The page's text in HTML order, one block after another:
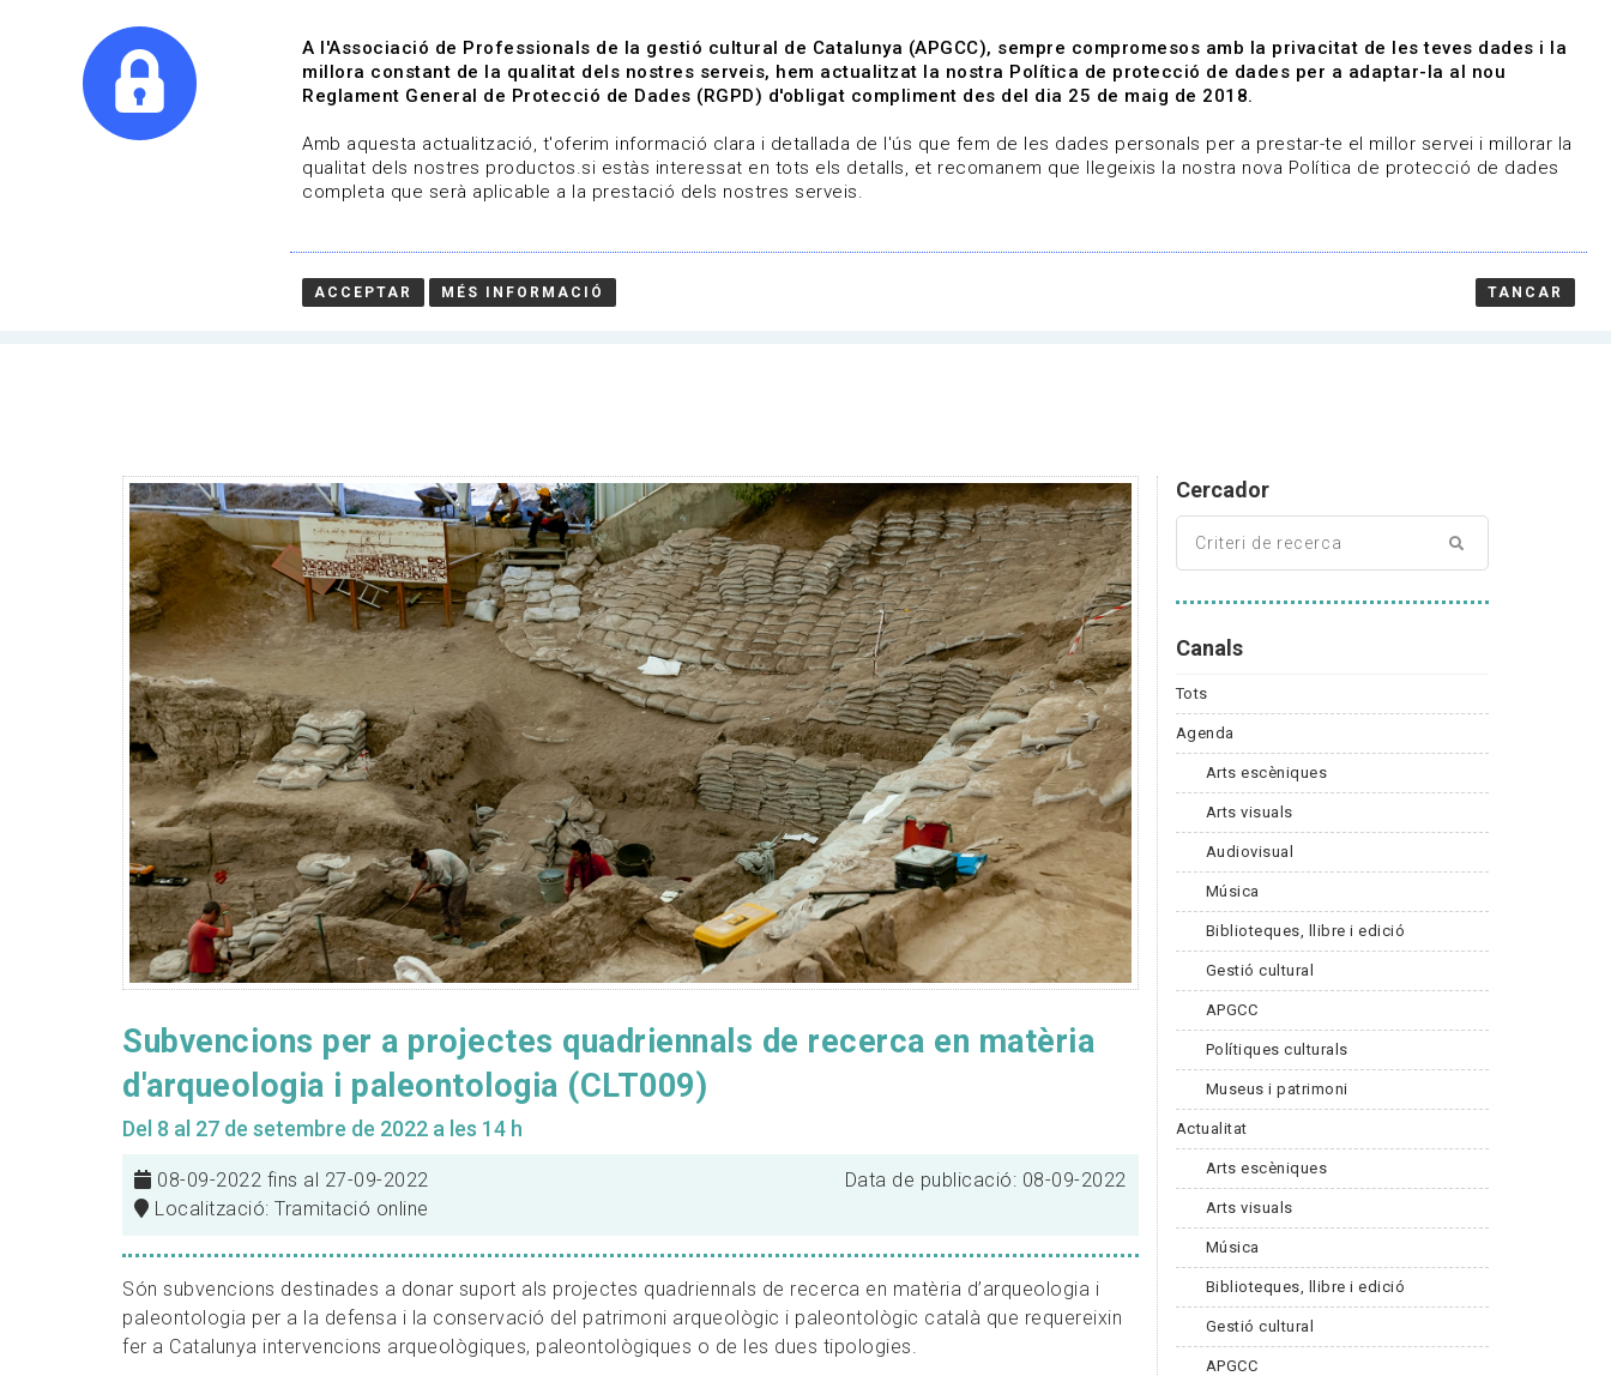
Qui som Línies de treball Projectes Serveis A qui representem Contacte
Convocatòries | Museus i patrimoni
08-09-2022 fins al 27-09-2022
Subvencions per a projectes quadriennals de recerca en matèria
d'arqueologia i paleontologia (CLT009)
Del 8 al 27 de setembre de 2022 a les 14 h
08-09-2022 fins al 27-09-2022
Localització: Tramitació online
Data de publicació: 08-09-2022
Són subvencions destinades a donar suport als projectes quadriennals de recerca en matèria d’arqueologia i
paleontologia per a la defensa i la conservació del patrimoni arqueològic i paleontològic català que requereixin
fer a Catalunya intervencions arqueològiques, paleontològiques o de les dues tipologies.
Cercador
Canals
Tots
Agenda
Arts escèniques
Arts visuals
Audiovisual
Música
Biblioteques, llibre i edició
Gestió cultural
APGCC
Polítiques culturals
Museus i patrimoni
Actualitat
Arts escèniques
Arts visuals
Música
Biblioteques, llibre i edició
Gestió cultural
APGCC
A l'Associació de Professionals de la gestió cultural de Catalunya (APGCC), sempre compromesos amb la privacitat de les teves dades i la
millora constant de la qualitat dels nostres serveis, hem actualitzat la nostra Política de protecció de dades per a adaptar-la al nou
Reglament General de Protecció de Dades (RGPD) d'obligat compliment des del dia 25 de maig de 2018.
Amb aquesta actualització, t'oferim informació clara i detallada de l'ús que fem de les dades personals per a prestar-te el millor servei i millorar la
qualitat dels nostres productos.si estàs interessat en tots els detalls, et recomanem que llegeixis la nostra nova Política de protecció de dades
completa que serà aplicable a la prestació dels nostres serveis.
ACCEPTAR MÉS INFORMACIÓ TANCAR